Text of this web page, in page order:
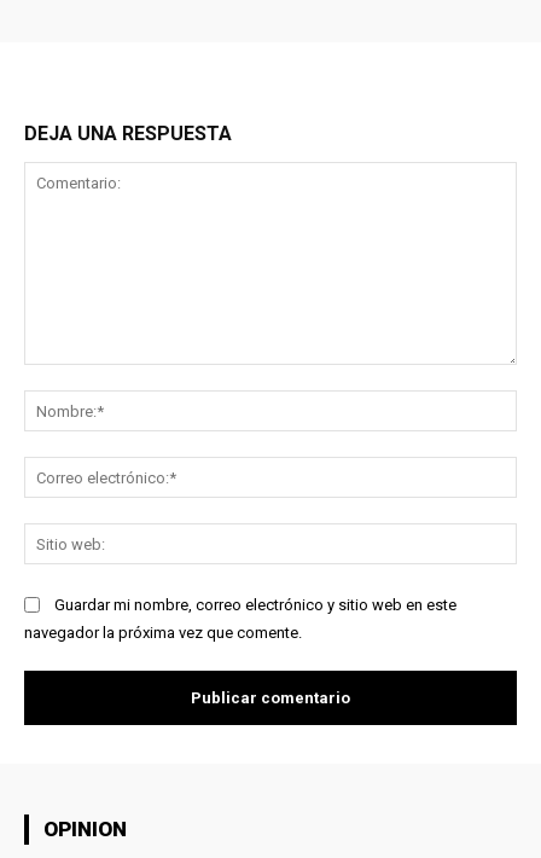
DEJA UNA RESPUESTA
Guardar mi nombre, correo electrónico y sitio web en este
navegador la próxima vez que comente.
OPINION